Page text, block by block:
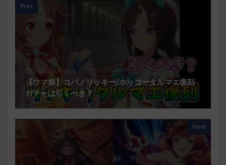
Prev
2023年8月14日
【ウマ娘】コパノリッキー/ホッコータルマエ復刻
ガチャは引くべき？
Next